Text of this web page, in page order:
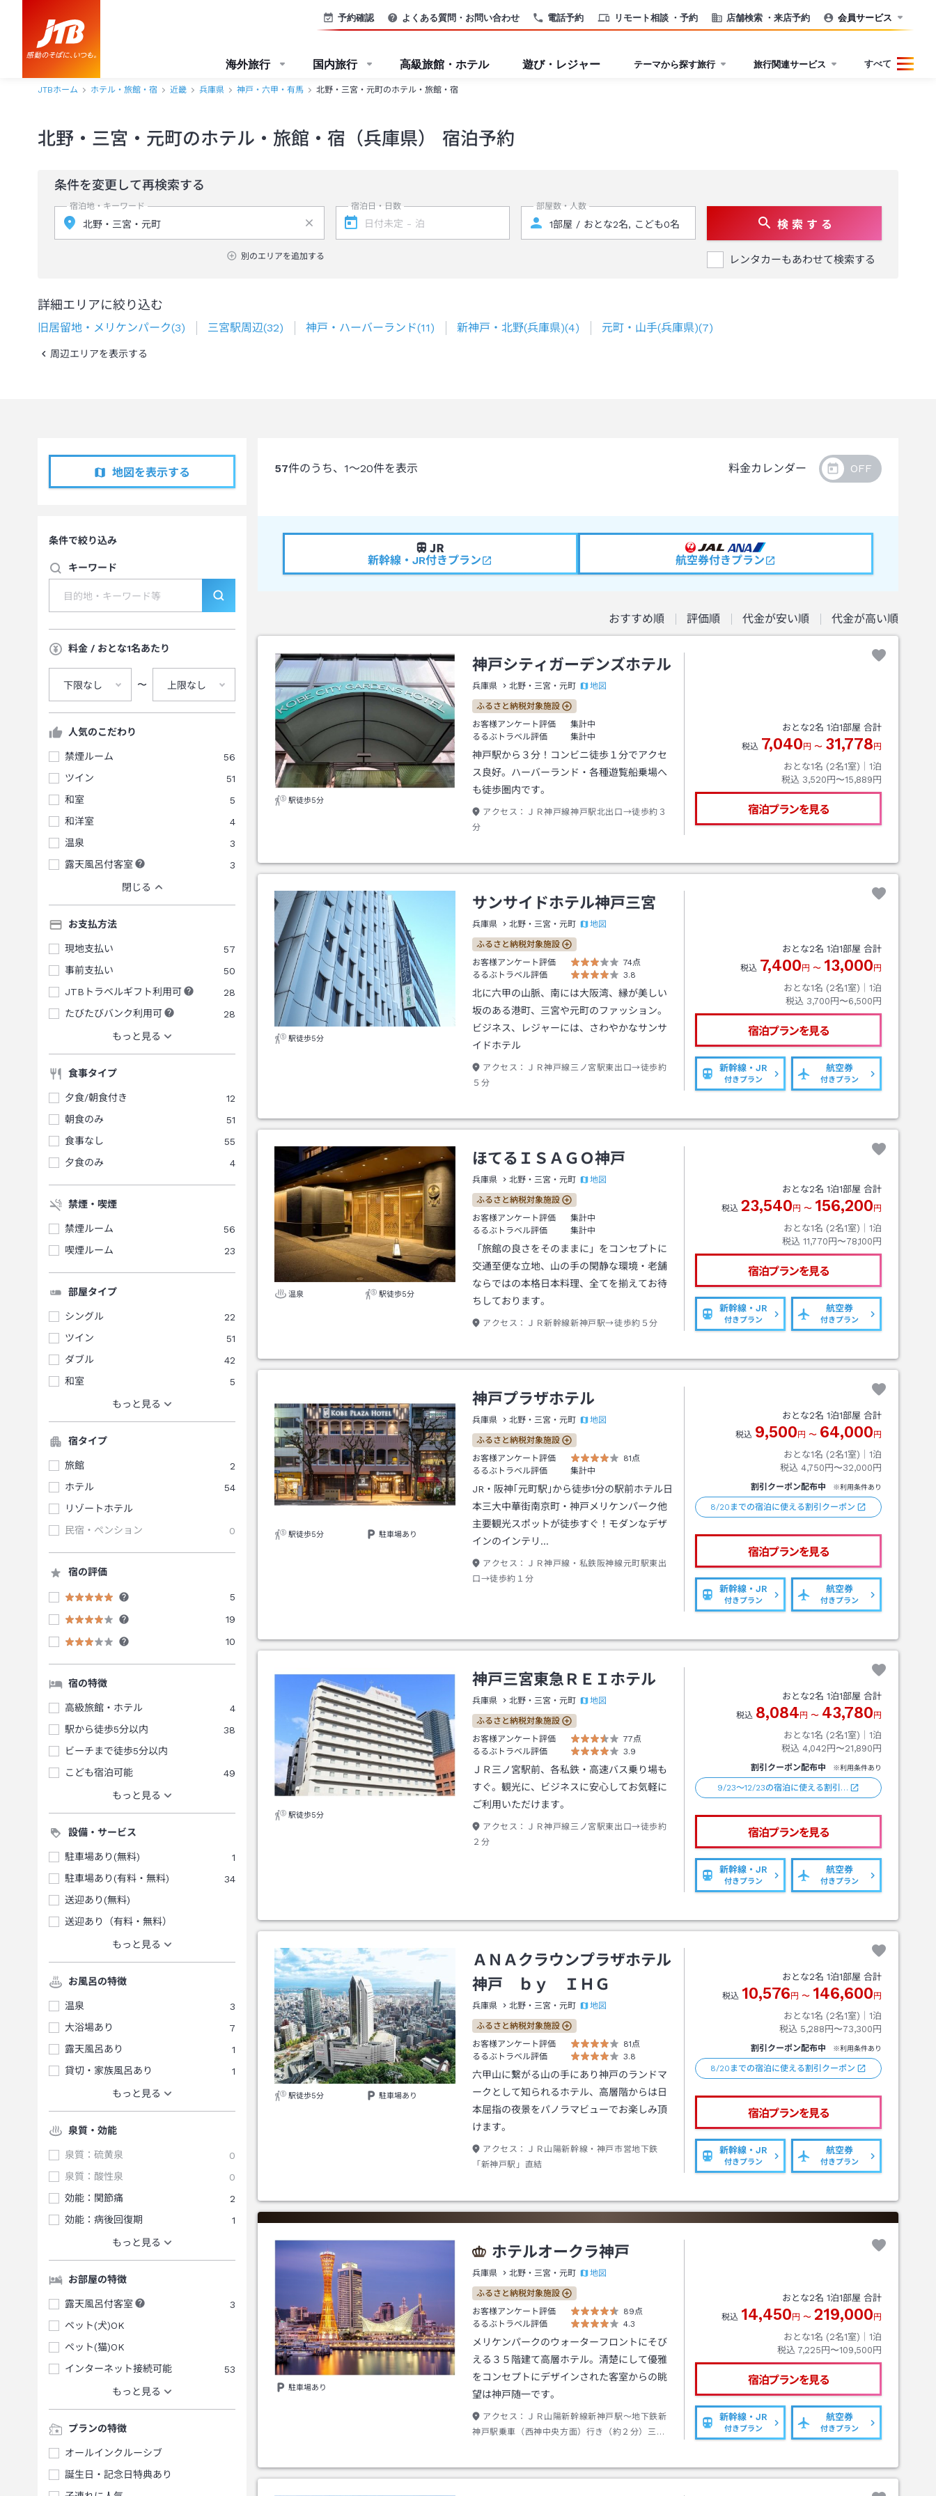
電話予約 リモート相談 ・予約 店舗検索 ・来店予約
予約確認 よくある質問・お問い合わせ 会員サービス
海外旅行 国内旅行 高級旅館・ホテル 遊び・レジャー テーマから探す旅行 旅行関連サービス すべて
JTBホーム ホテル・旅館・宿 近畿 兵庫県 神戸・六甲・有馬 北野・三宮・元町のホテル・旅館・宿
北野・三宮・元町のホテル・旅館・宿（兵庫県） 宿泊予約
条件を変更して再検索する
宿泊地・キーワード
別のエリアを追加する
宿泊日・日数 部屋数・人数
検 索 す る
レンタカーもあわせて検索する
詳細エリアに絞り込む
旧居留地・メリケンパーク(3) 三宮駅周辺(32) 神戸・ハーバーランド(11) 新神戸・北野(兵庫県)(4) 元町・山手(兵庫県)(7)
周辺エリアを表示する
地図を表示する
条件で絞り込み
キーワード
料金 / おとな1名あたり
下限なし 〜 上限なし
人気のこだわり
禁煙ルーム
56
ツイン
51
和室
5
和洋室
4
温泉
3
露天風呂付客室
3
閉じる
お支払方法
現地支払い
57
事前支払い
50
JTBトラベルギフト利用可
28
たびたびバンク利用可
28
もっと見る
食事タイプ
夕食/朝食付き
12
朝食のみ
51
食事なし
55
夕食のみ
4
禁煙・喫煙
禁煙ルーム
56
喫煙ルーム
23
部屋タイプ
シングル
22
ツイン
51
ダブル
42
和室
5
もっと見る
宿タイプ
旅館
2
ホテル
54
リゾートホテル
民宿・ペンション
0
宿の評価
5
19
10
宿の特徴
高級旅館・ホテル
4
駅から徒歩5分以内
38
ビーチまで徒歩5分以内
こども宿泊可能
49
もっと見る
設備・サービス
駐車場あり(無料)
1
駐車場あり(有料・無料)
34
送迎あり(無料)
送迎あり（有料・無料）
もっと見る
お風呂の特徴
温泉
3
大浴場あり
7
露天風呂あり
1
貸切・家族風呂あり
1
もっと見る
泉質・効能
泉質：硫黄泉
0
泉質：酸性泉
0
効能：関節痛
2
効能：病後回復期
1
もっと見る
お部屋の特徴
露天風呂付客室
3
ペット(犬)OK
ペット(猫)OK
インターネット接続可能
53
もっと見る
プランの特徴
オールインクルーシブ
誕生日・記念日特典あり
57件のうち、 1～20件を表示 料金カレンダー
新幹線・JR付きプラン 航空券付きプラン
おすすめ順 評価順 代金が安い順 代金が高い順
駅徒歩5分
神戸シティガーデンズホテル
兵庫県 北野・三宮・元町 地図
ふるさと納税対象施設
お客様アンケート評価
集計中
るるぶトラベル評価
集計中
神戸駅から３分！コンビニ徒歩１分でアクセ
ス良好。ハーバーランド・各種遊覧船乗場へ
も徒歩圏内です。
アクセス：
ＪＲ神戸線神戸駅北出口→徒歩約３
分
おとな2名 1泊1部屋 合計
税込 7,040 円 〜 31,778 円
おとな1名 (2名1室)｜ 1泊
税込 3,520円〜15,889円
宿泊プランを見る
駅徒歩5分
サンサイドホテル神戸三宮
兵庫県 北野・三宮・元町 地図
ふるさと納税対象施設
お客様アンケート評価
74点
るるぶトラベル評価
3.8
北に六甲の山脈、南には大阪湾、縁が美しい
坂のある港町、三宮や元町のファッション。
ビジネス、レジャーには、さわやかなサンサ
イドホテル
アクセス：
ＪＲ神戸線三ノ宮駅東出口→徒歩約
５分
おとな2名 1泊1部屋 合計
税込 7,400 円 〜 13,000 円
おとな1名 (2名1室)｜ 1泊
税込 3,700円〜6,500円
宿泊プランを見る
新幹線・JR
付きプラン
航空券
付きプラン
温泉 駅徒歩5分
ほてるＩＳＡＧＯ神戸
兵庫県 北野・三宮・元町 地図
ふるさと納税対象施設
お客様アンケート評価
集計中
るるぶトラベル評価
集計中
「旅館の良さをそのままに」をコンセプトに
交通至便な立地、山の手の閑静な環境・老舗
ならではの本格日本料理、全てを揃えてお待
ちしております。
アクセス： ＪＲ新幹線新神戸駅→徒歩約５分
おとな2名 1泊1部屋 合計
税込 23,540 円 〜 156,200 円
おとな1名 (2名1室)｜ 1泊
税込 11,770円〜78,100円
宿泊プランを見る
新幹線・JR
付きプラン
航空券
付きプラン
駅徒歩5分 駐車場あり
神戸プラザホテル
兵庫県 北野・三宮・元町 地図
ふるさと納税対象施設
お客様アンケート評価
81点
るるぶトラベル評価
集計中
JR・阪神｢元町駅｣から徒歩1分の駅前ホテル日
本三大中華街南京町・神戸メリケンパーク他
主要観光スポットが徒歩すぐ！モダンなデザ
インのインテリ…
アクセス：
ＪＲ神戸線・私鉄阪神線元町駅東出
口→徒歩約１分
おとな2名 1泊1部屋 合計
税込 9,500 円 〜 64,000 円
おとな1名 (2名1室)｜ 1泊
税込 4,750円〜32,000円
割引クーポン配布中 ※利用条件あり
8/20までの宿泊に使える割引クーポン
宿泊プランを見る
新幹線・JR
付きプラン
航空券
付きプラン
駅徒歩5分
神戸三宮東急ＲＥＩホテル
兵庫県 北野・三宮・元町 地図
ふるさと納税対象施設
お客様アンケート評価
77点
るるぶトラベル評価
3.9
ＪＲ三ノ宮駅前、各私鉄・高速バス乗り場も
すぐ。観光に、ビジネスに安心してお気軽に
ご利用いただけます。
アクセス：
ＪＲ神戸線三ノ宮駅東出口→徒歩約
２分
おとな2名 1泊1部屋 合計
税込 8,084 円 〜 43,780 円
おとな1名 (2名1室)｜ 1泊
税込 4,042円〜21,890円
割引クーポン配布中 ※利用条件あり
9/23～12/23の宿泊に使える割引…
宿泊プランを見る
新幹線・JR
付きプラン
航空券
付きプラン
駅徒歩5分 駐車場あり
ＡＮＡクラウンプラザホテル
神戸 ｂｙ ＩＨＧ
兵庫県 北野・三宮・元町 地図
ふるさと納税対象施設
お客様アンケート評価
81点
るるぶトラベル評価
3.8
六甲山に繋がる山の手にあり神戸のランドマ
ークとして知られるホテル、高層階からは日
本屈指の夜景をパノラマビューでお楽しみ頂
けます。
アクセス：
ＪＲ山陽新幹線・神戸市営地下鉄
「新神戸駅」直結
おとな2名 1泊1部屋 合計
税込 10,576 円 〜 146,600 円
おとな1名 (2名1室)｜ 1泊
税込 5,288円〜73,300円
割引クーポン配布中 ※利用条件あり
8/20までの宿泊に使える割引クーポン
宿泊プランを見る
新幹線・JR
付きプラン
航空券
付きプラン
駐車場あり
ホテルオークラ神戸
兵庫県 北野・三宮・元町 地図
ふるさと納税対象施設
お客様アンケート評価
89点
るるぶトラベル評価
4.3
メリケンパークのウォーターフロントにそび
える３５階建て高層ホテル。清楚にして優雅
をコンセプトにデザインされた客室からの眺
望は神戸随一です。
アクセス：
ＪＲ山陽新幹線新神戸駅～地下鉄新
神戸駅乗車（西神中央方面）行き（約２分）三宮
おとな2名 1泊1部屋 合計
税込 14,450 円 〜 219,000 円
おとな1名 (2名1室)｜ 1泊
税込 7,225円〜109,500円
宿泊プランを見る
新幹線・JR
付きプラン
航空券
付きプラン